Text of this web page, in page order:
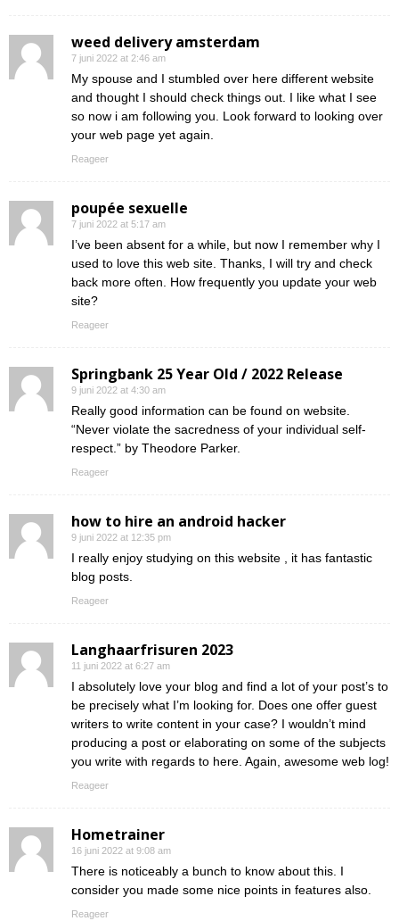
weed delivery amsterdam
7 juni 2022 at 2:46 am
My spouse and I stumbled over here different website
and thought I should check things out. I like what I see
so now i am following you. Look forward to looking over
your web page yet again.
Reageer
poupée sexuelle
7 juni 2022 at 5:17 am
I’ve been absent for a while, but now I remember why I
used to love this web site. Thanks, I will try and check
back more often. How frequently you update your web
site?
Reageer
Springbank 25 Year Old / 2022 Release
9 juni 2022 at 4:30 am
Really good information can be found on website.
“Never violate the sacredness of your individual self-
respect.” by Theodore Parker.
Reageer
how to hire an android hacker
9 juni 2022 at 12:35 pm
I really enjoy studying on this website , it has fantastic
blog posts.
Reageer
Langhaarfrisuren 2023
11 juni 2022 at 6:27 am
I absolutely love your blog and find a lot of your post’s to
be precisely what I’m looking for. Does one offer guest
writers to write content in your case? I wouldn’t mind
producing a post or elaborating on some of the subjects
you write with regards to here. Again, awesome web log!
Reageer
Hometrainer
16 juni 2022 at 9:08 am
There is noticeably a bunch to know about this. I
consider you made some nice points in features also.
Reageer